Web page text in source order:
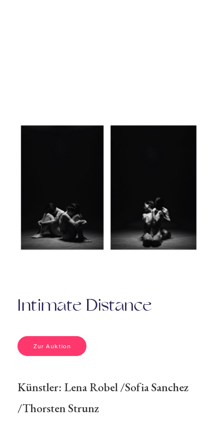
Intimate Distance
Zur Auktion
Künstler: Lena Robel/Sofia Sanchez
/Thorsten Strunz